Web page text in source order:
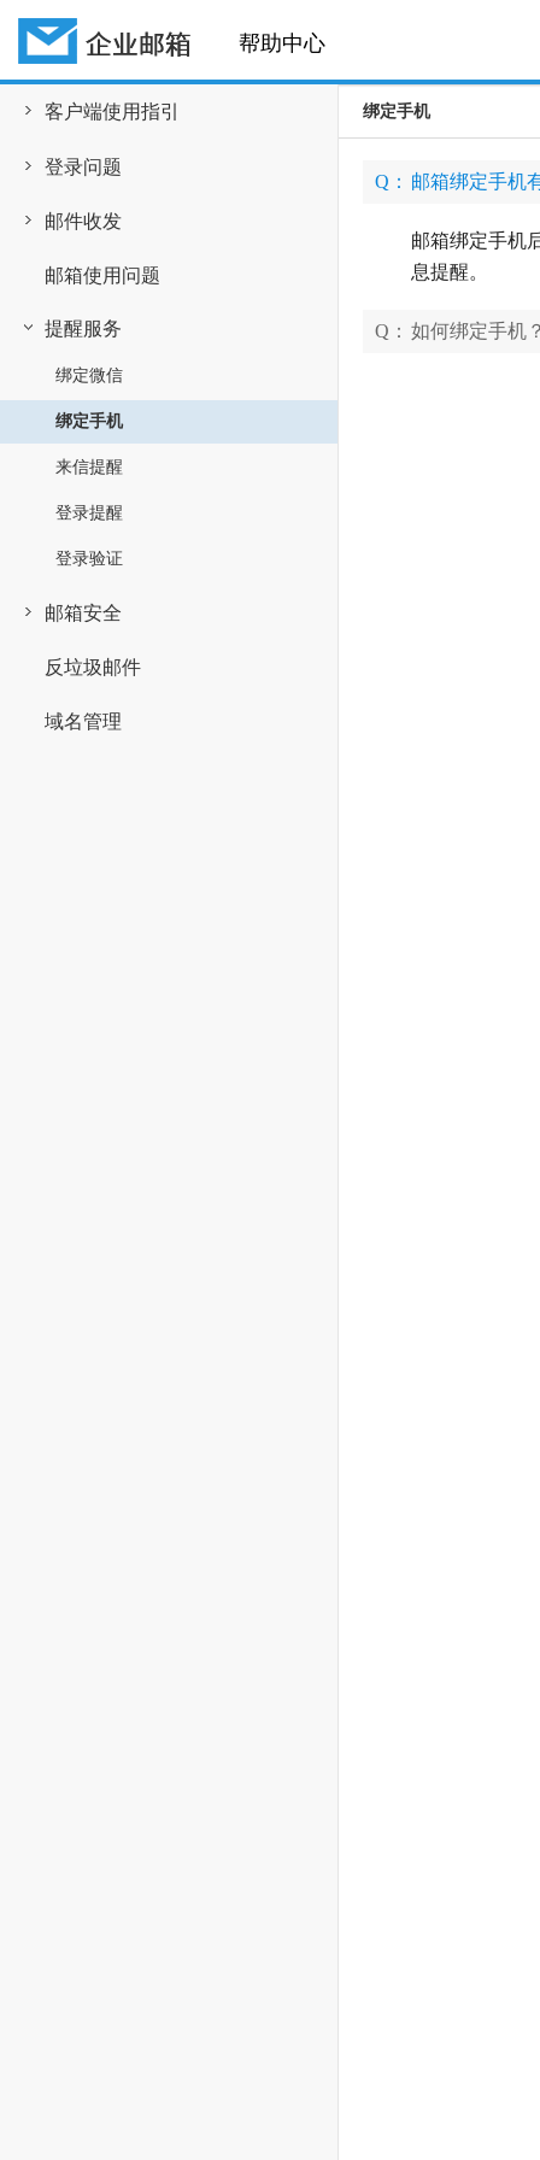
帮助中心
客户端使用指引
登录问题
邮件收发
邮箱使用问题
提醒服务
绑定微信
绑定手机
来信提醒
登录提醒
登录验证
邮箱安全
反垃圾邮件
域名管理
绑定手机
Q： 邮箱绑定手机
邮箱绑定手机
息提醒。
Q： 如何绑定手机